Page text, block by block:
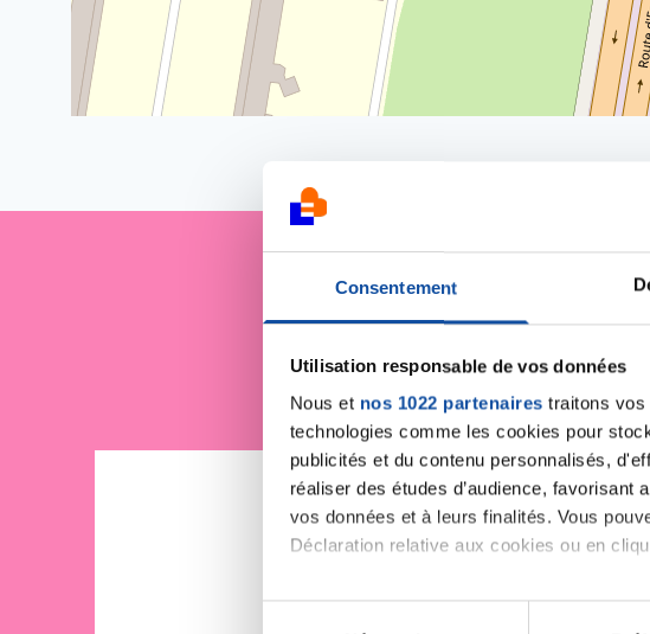
Consentement
Utilisation responsable de vos données
Nous et nos 1022 partenaires traitons vos
technologies comme les cookies pour
publicités et du contenu personnalisés,
réaliser des études d’audience, favorisant
vos données et à leurs finalités. Vous
Déclaration relative aux cookies ou en
Si vous le permettez, nous aimerions
Je soutiens